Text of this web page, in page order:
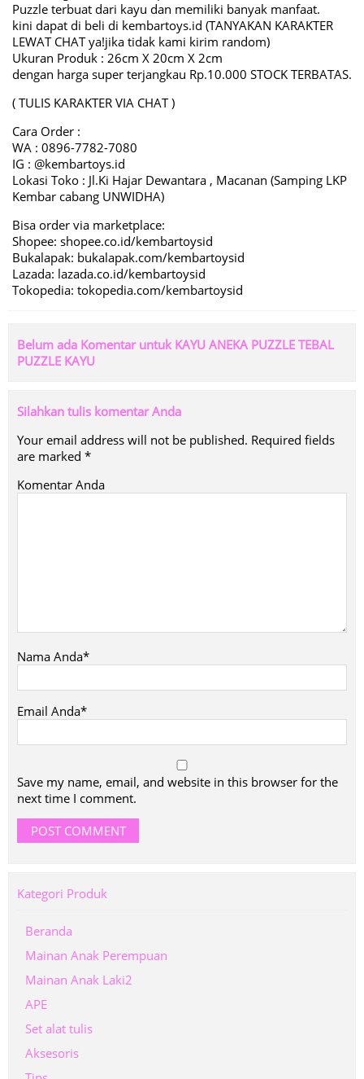
Puzzle terbuat dari kayu dan memiliki banyak manfaat.
kini dapat di beli di kembartoys.id (TANYAKAN KARAKTER
LEWAT CHAT ya!jika tidak kami kirim random)
Ukuran Produk : 26cm X 20cm X 2cm
dengan harga super terjangkau Rp.10.000 STOCK TERBATAS.
( TULIS KARAKTER VIA CHAT )
Cara Order :
WA : 0896-7782-7080
IG : @kembartoys.id
Lokasi Toko : Jl.Ki Hajar Dewantara , Macanan (Samping LKP
Kembar cabang UNWIDHA)
Bisa order via marketplace:
Shopee: shopee.co.id/kembartoysid
Bukalapak: bukalapak.com/kembartoysid
Lazada: lazada.co.id/kembartoysid
Tokopedia: tokopedia.com/kembartoysid
Belum ada Komentar untuk KAYU ANEKA PUZZLE TEBAL
PUZZLE KAYU
Silahkan tulis komentar Anda
Your email address will not be published. Required fields
are marked *
Komentar Anda
Nama Anda*
Email Anda*
Save my name, email, and website in this browser for the
next time I comment.
Kategori Produk
Beranda
Mainan Anak Perempuan
Mainan Anak Laki2
APE
Set alat tulis
Aksesoris